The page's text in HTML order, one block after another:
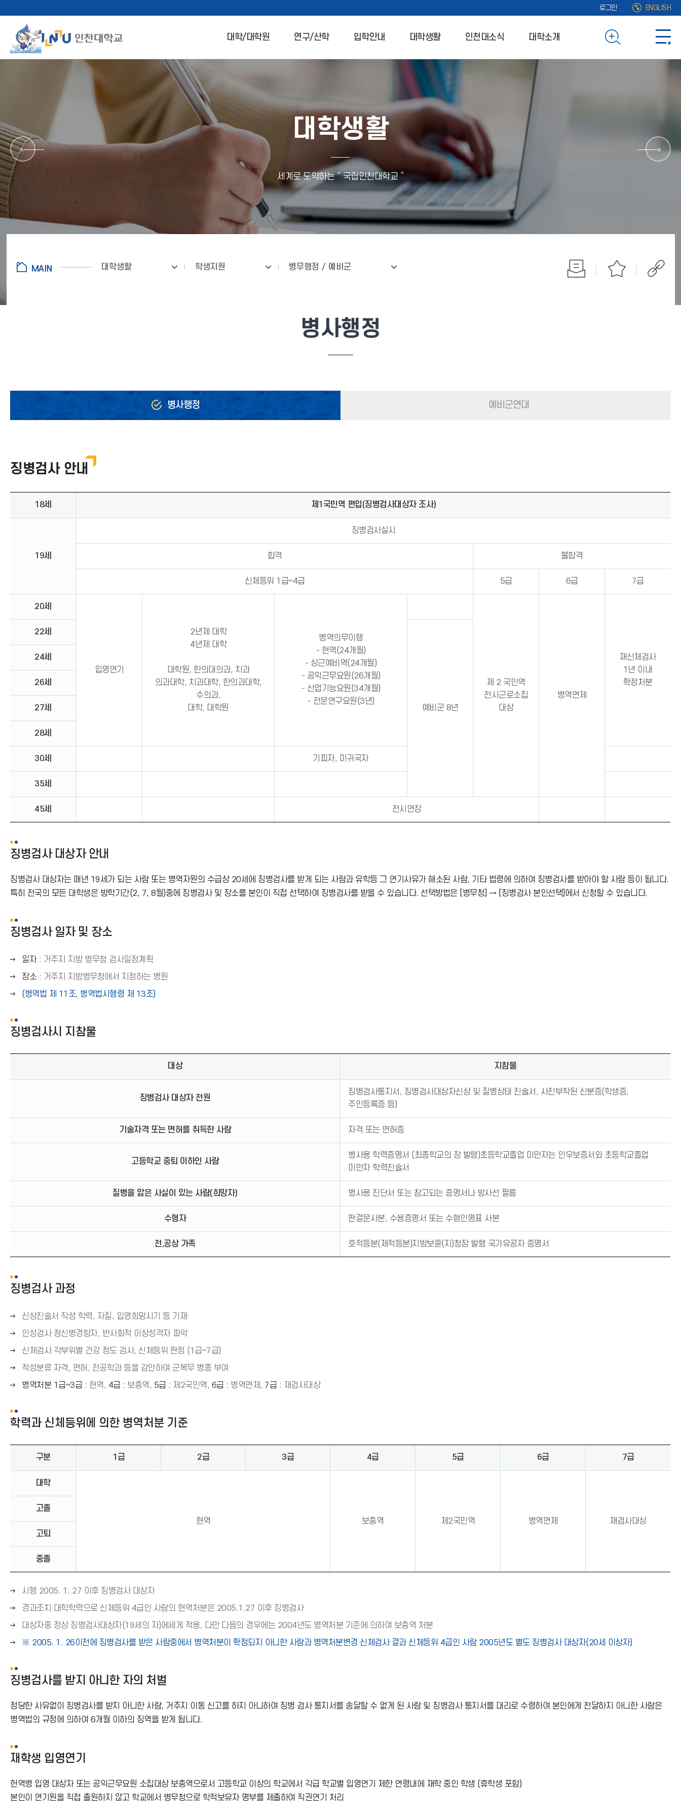
로그인 ENGLISH
대학/대학원 연구/산학 입학안내 대학생활 인천대소식 대학소개
대학생활
세계로 도약하는 “ 국립인천대학교 ”
대학생활 학생지원 병무행정 / 예비군
병사행정
병사행정 예비군연대
징병검사 안내
18세 제1국민역 편입(징병검사대상자 조사)
19세
징병검사실시
합격 불합격
신체등위 1급~4급 5급 6급 7급
20세
입영연기
2년제 대학
4년제 대학
대학원, 한의대의과, 치과
의과대학, 치과대학, 한의과대학,
수의과,
대학, 대학원
병역의무이행
- 현역(24개월)
- 상근예비역(24개월)
- 공익근무요원(26개월)
- 산업기능요원(34개월)
- 전문연구요원(3년)
제 2 국민역
전시근로소집
대상
병역면제
재신체검사
1년 이내
확정처분
22세
예비군 8년
24세
26세
27세
28세
30세 기피자, 미귀국자
35세
45세 전시연장
징병검사 대상자 안내
징병검사 대상자는 매년 19세가 되는 사람 또는 병역자원의 수급상 20세에 징병검사를 받게 되는 사람과 유학등 그 연기사유가 해소된 사람, 기타 법령에 의하여 징병검사를 받아야 할 사람 등이 됩니다.
특히 전국의 모든 대학생은 방학기간(2, 7, 8월)중에 징병검사 및 장소를 본인이 직접 선택하여 징병검사를 받을 수 있습니다. 선택방법은 [병무청] → [징병검사 본인선택]에서 신청할 수 있습니다.
징병검사 일자 및 장소
오
른
화
(
)
일자: 거주지 지방 병무청 검사일정계획
오
른
쪽
살
표
장소 : 거주지 지방병무청에서 지정하는 병원
오
화
표
→
(병역법 제 11조, 병역법시행령 제 13조)
징병검사시 지참물
대상 지참물
징병검사 대상자 전원
징병검사통지서, 징병검사대상자신상 및 질병상태 진술서, 사진부착된 신분증(학생증,
주민등록증 등)
기술자격 또는 면허를 취득한 사람 자격 또는 면허증
고등학교 중퇴 이하인 사람
병사용 학력증명서 (최종학교의 장 발행)초등학교졸업 미만자는 인우보증서와 초등학교졸업
미만자 학력진술서
질병을 앓은 사실이 있는 사람(희망자) 병사용 진단서 또는 참고되는 증명서나 방사선 필름
수형자 판결문사본, 수용증명서 또는 수형인명표 사본
전,공상 가족 호적등본(제적등본)지방보훈(지)청장 발행 국가유공자 증명서
징병검사 과정
오
른
화
살
(
신상진술서 작성 학력, 자질, 입영희망시기 등 기재
오
른
화
살
→
인성검사 정신병경향자, 반사회적 이상성격자 파악
오
른
화
(
)
신체검사 각부위별 건강 정도 검사, 신체등위 판정 (1급~7급)
오
른
살
표
적성분류 자격, 면허, 전공학과 등을 감안하여 군복무 병종 부여
오
화
표
→
병역처분 1급~3급 : 현역, 4급 : 보충역, 5급 : 제2국민역, 6급 : 병역면제, 7급 : 재검사대상
학력과 신체등위에 의한 병역처분 기준
구분 1급 2급 3급 4급 5급 6급 7급
대학
현역 보충역 제2국민역 병역면제 재검사대상
고졸
고퇴
중졸
오
른
화
살
→
)
시행 2005. 1. 27 이후 징병검사 대상자
오
른
화
(
)
경과조치 대학학력으로 신체등위 4급인 사람의 현역처분은 2005.1.27 이후 징병검사
오
른
살
표
→
)
대상자중 정상 징병검사대상자(19세의 자)에세게 적용, 다만 다음의 경우에는 2004년도 병역처분 기준에 의하여 보충역 처분
오
화
표
(
※ 2005. 1. 26이전에 징병검사를 받은 사람중에서 병역처분이 확정되지 아니한 사람과 병역처분변경 신체검사 결과 신체등위 4급인 사람 2005년도 별도 징병검사 대상자(20세 이상자)
징병검사를 받지 아니한 자의 처벌
정당한 사유없이 징병검사를 받지 아니한 사람, 거주지 이동 신고를 하지 아니하여 징병 검사 통지서를 송달할 수 없게 된 사람 및 징병검사 통지서를 대리로 수령하여 본인에게 전달하지 아니한 사람은
병역법의 규정에 의하여 6개월 이하의 징역을 받게 됩니다.
재학생 입영연기
헌역병 입영 대상자 또는 공익근무요원 소집대상 보충역으로서 고등학교 이상의 학교에서 각급 학교별 입영연기 제한 연령내에 재학 중인 학생 (휴학생 포함)
본인이 연기원을 직접 출원하지 않고 학교에서 병무청으로 학적보유자 명부를 제출하여 직권연기 처리